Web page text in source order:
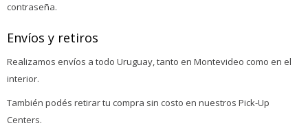
contraseña.
Envíos y retiros
Realizamos envíos a todo Uruguay, tanto en Montevideo como en el
interior.
También podés retirar tu compra sin costo en nuestros Pick-Up
Centers.